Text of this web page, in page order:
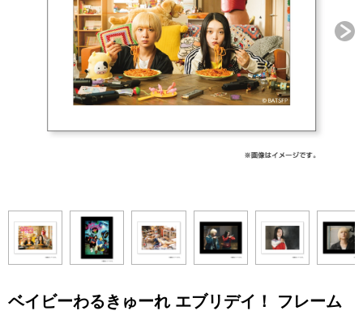
ベイビーわるきゅーれ エブリデイ！ フレーム